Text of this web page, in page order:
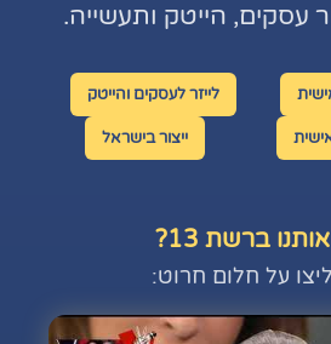
עסקים, הייטק ותעשייה.
לייזר לעסקים והייטק
ייצור בישראל
ברשת 13?
על חלום חרוט: